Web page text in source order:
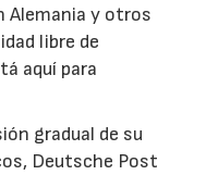
Alemania y otros
libre de
aquí para
gradual de su
Deutsche Post